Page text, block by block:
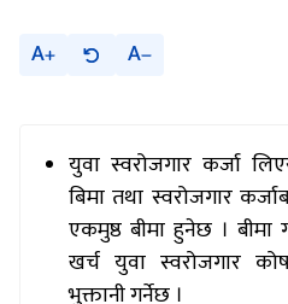
A A
युवा स्वरोजगार कर्जा
बिमा तथा स्वरोजगार
एकमुष्ठ बीमा हुनेछ । बीमा
खर्च युवा स्वरोजगार
भुक्तानी गर्नेछ ।